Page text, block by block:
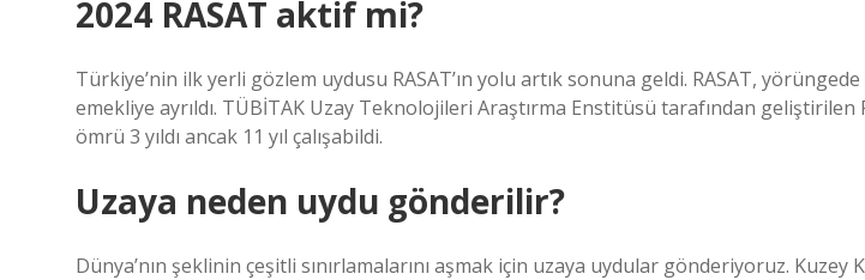
2024 RASAT aktif mi?
Türkiye’nin ilk yerli gözlem uydusu RASAT’ın yolu artık sonuna geldi. RASAT,
emekliye ayrıldı. TÜBİTAK Uzay Teknolojileri Araştırma Enstitüsü tarafından geliştirilen
ömrü 3 yıldı ancak 11 yıl çalışabildi.
Uzaya neden uydu gönderilir?
Dünya’nın şeklinin çeşitli sınırlamalarını aşmak için uzaya uydular gönderiyoruz. Kuzey